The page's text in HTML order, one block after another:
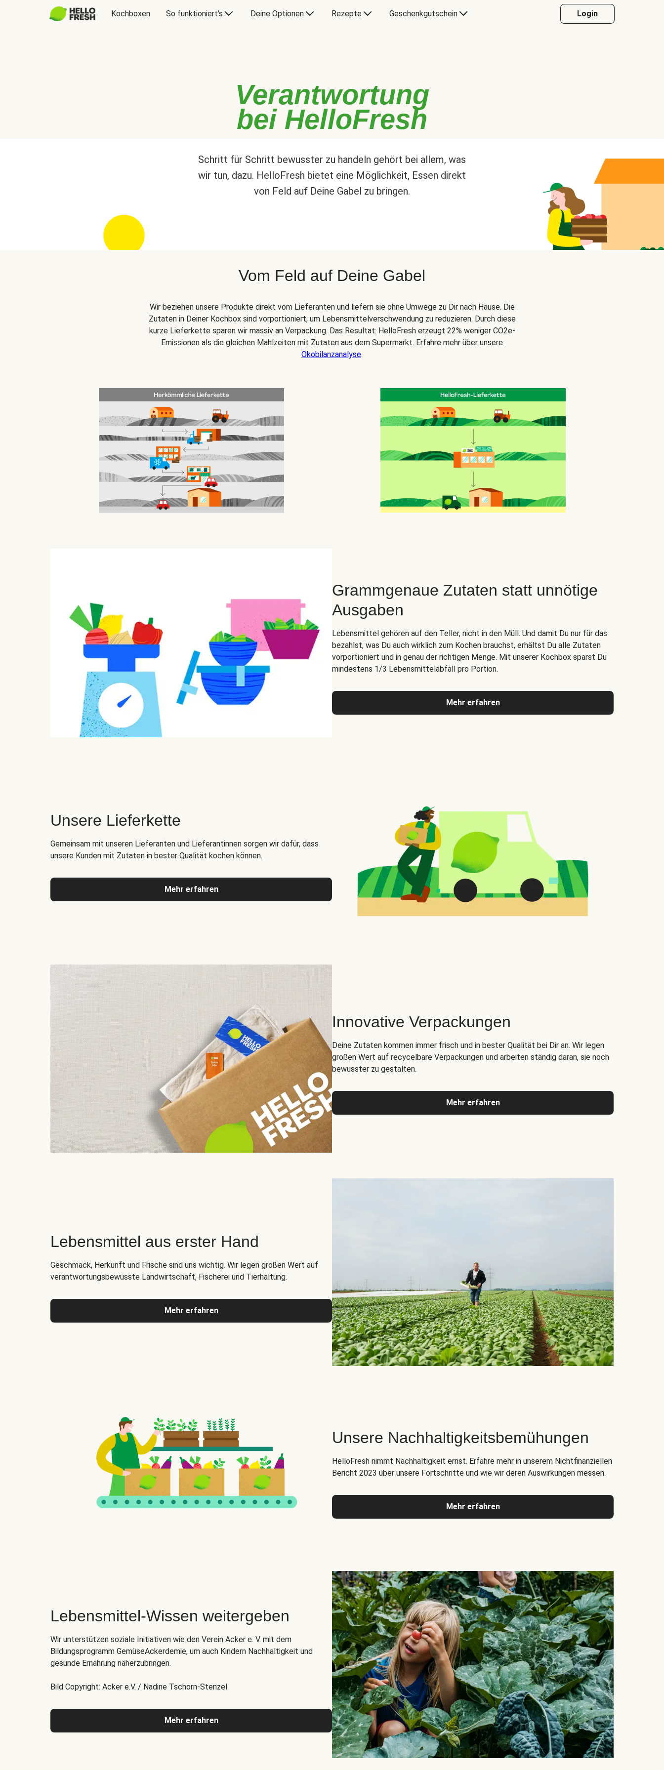
Kochboxen So funktioniert's Deine Optionen Rezepte Geschenkgutschein Login
Verantwortung
bei HelloFresh
Schritt für Schritt bewusster zu handeln gehört bei allem, was
wir tun, dazu. HelloFresh bietet eine Möglichkeit, Essen direkt
von Feld auf Deine Gabel zu bringen.
Vom Feld auf Deine Gabel
Wir beziehen unsere Produkte direkt vom Lieferanten und liefern sie ohne Umwege zu Dir nach Hause. Die
Zutaten in Deiner Kochbox sind vorportioniert, um Lebensmittelverschwendung zu reduzieren. Durch diese
kurze Lieferkette sparen wir massiv an Verpackung. Das Resultat: HelloFresh erzeugt 22% weniger CO2e-
Emissionen als die gleichen Mahlzeiten mit Zutaten aus dem Supermarkt. Erfahre mehr über unsere
Ökobilanzanalyse.
Grammgenaue Zutaten statt unnötige
Ausgaben
Lebensmittel gehören auf den Teller, nicht in den Müll. Und damit Du nur für das
bezahlst, was Du auch wirklich zum Kochen brauchst, erhältst Du alle Zutaten
vorportioniert und in genau der richtigen Menge. Mit unserer Kochbox sparst Du
mindestens 1/3 Lebensmittelabfall pro Portion.
Mehr erfahren
Unsere Lieferkette
Gemeinsam mit unseren Lieferanten und Lieferantinnen sorgen wir dafür, dass
unsere Kunden mit Zutaten in bester Qualität kochen können.
Mehr erfahren
Innovative Verpackungen
Deine Zutaten kommen immer frisch und in bester Qualität bei Dir an. Wir legen
großen Wert auf recycelbare Verpackungen und arbeiten ständig daran, sie noch
bewusster zu gestalten.
Mehr erfahren
Lebensmittel aus erster Hand
Geschmack, Herkunft und Frische sind uns wichtig. Wir legen großen Wert auf
verantwortungsbewusste Landwirtschaft, Fischerei und Tierhaltung.
Mehr erfahren
Unsere Nachhaltigkeitsbemühungen
HelloFresh nimmt Nachhaltigkeit ernst. Erfahre mehr in unserem Nichtfinanziellen
Bericht 2023 über unsere Fortschritte und wie wir deren Auswirkungen messen.
Mehr erfahren
Lebensmittel-Wissen weitergeben
Wir unterstützen soziale Initiativen wie den Verein Acker e. V. mit dem
Bildungsprogramm GemüseAckerdemie, um auch Kindern Nachhaltigkeit und
gesunde Ernährung näherzubringen.
Bild Copyright: Acker e.V. / Nadine Tschorn-Stenzel
Mehr erfahren